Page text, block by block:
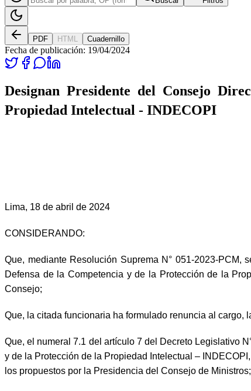
PDF HTML Cuadernillo
Fecha de publicación: 19/04/2024
Designan Presidente del Consejo
Propiedad Intelectual - INDECOPI
Lima, 18 de abril de 2024
CONSIDERANDO:
Que, mediante Resolución Suprema N° 051-2023-
Defensa de la Competencia y de la Protección de la
Consejo;
Que, la citada funcionaria ha formulado renuncia al cargo,
Que, el numeral 7.1 del artículo 7 del Decreto Legislativo
y de la Protección de la Propiedad Intelectual –
los propuestos por la Presidencia del Consejo de Ministros;